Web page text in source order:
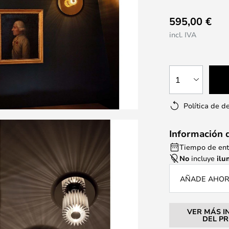
595,00 €
incl. IVA
1
Política de
Información
Tiempo de
No incluye
AÑADE
VER MÁS
DEL